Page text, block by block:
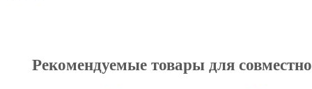
Рекомендуемые товары для